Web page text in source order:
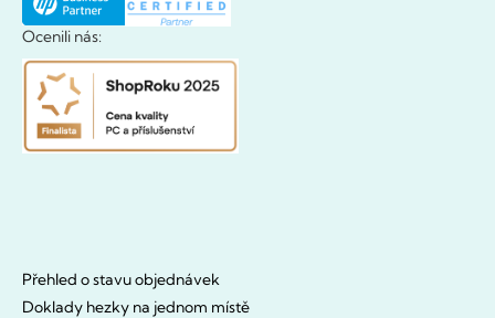
Ocenili nás:
Přehled o stavu objednávek
Doklady hezky na jednom místě